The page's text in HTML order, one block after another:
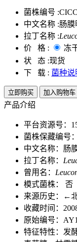
菌株编号 :
中文名称 :肠膜
拉丁名称 :
价 格 :
冻
状 态 :现货
下 载 : 菌种说
立即购买 加入购物车
产品介绍
平台资源号：
菌株保藏编号
中文名称：肠
拉丁名称：
曾用名：
模式菌株： 否
来源历史：←
收藏时间：
原始编号：
特征特性：发